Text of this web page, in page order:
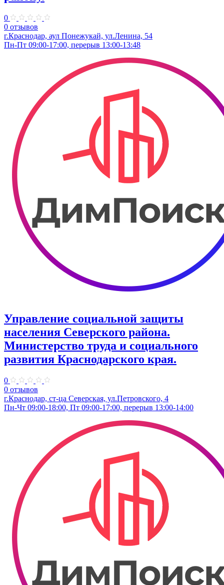
0
0 отзывов
г.Краснодар, аул Понежукай, ул.Ленина, 54
Пн-Пт 09:00-17:00, перерыв 13:00-13:48
Управление социальной защиты
населения Северского района.
Министерство труда и социального
развития Краснодарского края.
0
0 отзывов
г.Краснодар, ст-ца Северская, ул.Петровского, 4
Пн-Чт 09:00-18:00, Пт 09:00-17:00, перерыв 13:00-14:00